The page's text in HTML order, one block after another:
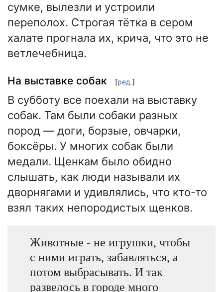
сумке, вылезли и устроили
переполох. Строгая тётка в сером
халате прогнала их, крича, что это не
ветлечебница.
На выставке собак [ред.]
В субботу все поехали на выставку
собак. Там были собаки разных
пород — доги, борзые, овчарки,
боксёры. У многих собак были
медали. Щенкам было обидно
слышать, как люди называли их
дворнягами и удивлялись, что кто-то
взял таких непородистых щенков.
Животные - не игрушки, чтобы
с ними играть, забавляться, а
потом выбрасывать. И так
развелось в городе много